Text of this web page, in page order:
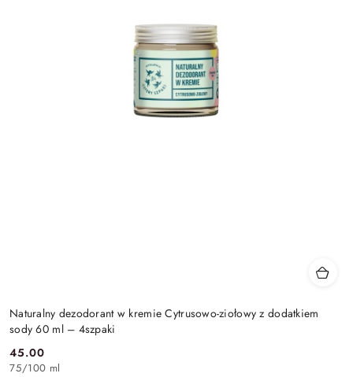
Naturalny dezodorant w kremie Cytrusowo-ziołowy z dodatkiem
sody 60 ml – 4szpaki
Cena:
45.00
75/100 ml